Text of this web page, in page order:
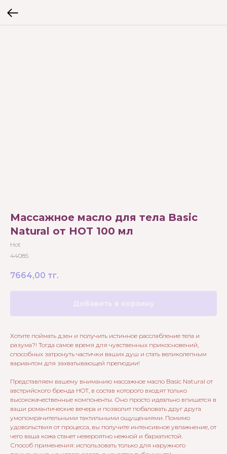
Массажное масло для тела Basic
Natural от HOT 100 мл
Hot
44085
7664,00 тг.
Хотите поймать дзен и получить истинное расслабление тела и
разума?! Тогда самое время для чувственных прикосновений,
способных затронуть частички ваших душ и стать великолепным
вариантом для захватывающей прелюдии!
Представляем вашему вниманию массажное масло Basic Natural от
австрийского бренда HOT, в состав которого входят только
высококачественные компоненты. Оно просто идеально впишется в
ваши романтические вечера и позволит побаловать друг друга
умопомрачительными тактильными ощущениями. Помимо
удовольствия от процесса, вы получите интенсивное увлажнение, от
чего ваша кожа станет невероятно нежной и бархатистой.
Способ применения: использовать только для наружного